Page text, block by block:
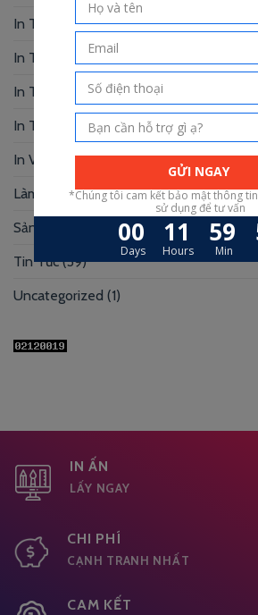
In Tờ Rơi
(1)
In Tranh
In Truyện Tranh(4)
In Túi Giấy
(10)
In Voucher(12)
Làm Hộp Đựng(30)
Sản xuất hộp mi
(3)
Tin Tức(39)
Uncategorized (1)
IN ẤN
LẤY NGAY
CHI PHÍ
CẠNH TRANH NHẤT
CAM KẾT